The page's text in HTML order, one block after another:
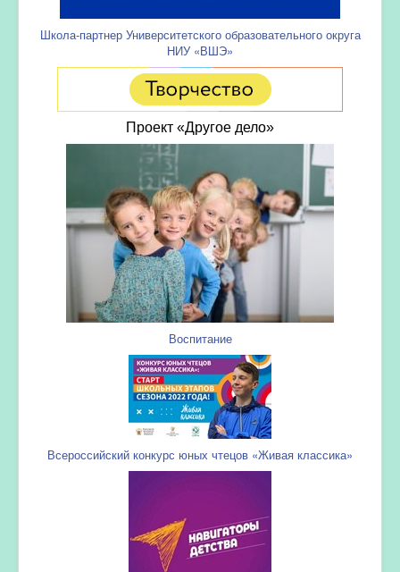
Школа-партнер Университетского образовательного округа
НИУ «ВШЭ»
Проект «Другое дело»
Воспитание
Всероссийский конкурс юных чтецов «Живая классика»